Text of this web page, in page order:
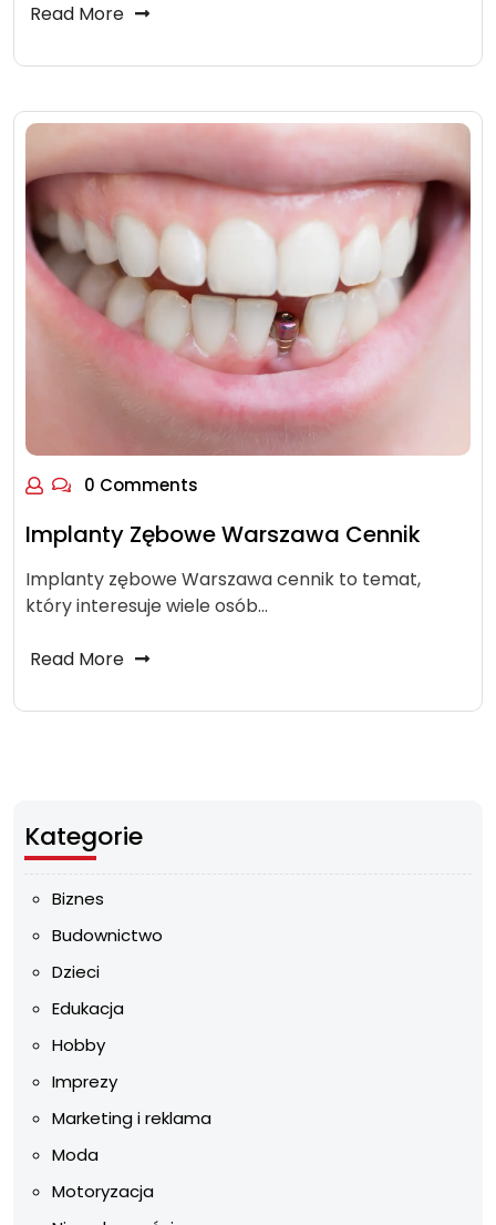
Read More
0 Comments
Implanty Zębowe Warszawa Cennik
Implanty zębowe Warszawa cennik to temat,
który interesuje wiele osób…
Read More
Kategorie
Biznes
Budownictwo
Dzieci
Edukacja
Hobby
Imprezy
Marketing i reklama
Moda
Motoryzacja